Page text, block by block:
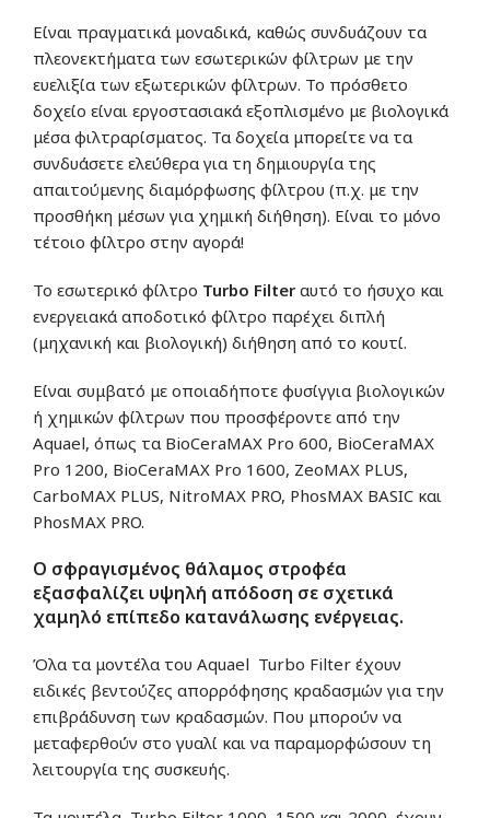
Είναι πραγματικά μοναδικά, καθώς συνδυάζουν τα
πλεονεκτήματα των εσωτερικών φίλτρων με την
ευελιξία των εξωτερικών φίλτρων. Το πρόσθετο
δοχείο είναι εργοστασιακά εξοπλισμένο με βιολογικά
μέσα φιλτραρίσματος. Τα δοχεία μπορείτε να τα
συνδυάσετε ελεύθερα για τη δημιουργία της
απαιτούμενης διαμόρφωσης φίλτρου (π.χ. με την
προσθήκη μέσων για χημική διήθηση). Είναι το μόνο
τέτοιο φίλτρο στην αγορά!
Το εσωτερικό φίλτρο Turbo Filterαυτό το ήσυχο και
ενεργειακά αποδοτικό φίλτρο παρέχει διπλή
(μηχανική και βιολογική) διήθηση από το κουτί.
Είναι συμβατό με οποιαδήποτε φυσίγγια βιολογικών
ή χημικών φίλτρων που προσφέροντε από την
Aquael, όπως τα BioCeraMAX Pro 600, BioCeraMAX
Pro 1200, BioCeraMAX Pro 1600, ZeoMAX PLUS,
CarboMAX PLUS, NitroMAX PRO, PhosMAX BASIC και
PhosMAX PRO.
Ο σφραγισμένος θάλαμος στροφέα
εξασφαλίζει υψηλή απόδοση σε σχετικά
χαμηλό επίπεδο κατανάλωσης ενέργειας.
Όλα τα μοντέλα του Aquael Turbo Filter έχουν
ειδικές βεντούζες απορρόφησης κραδασμών για την
επιβράδυνση των κραδασμών. Που μπορούν να
μεταφερθούν στο γυαλί και να παραμορφώσουν τη
λειτουργία της συσκευής.